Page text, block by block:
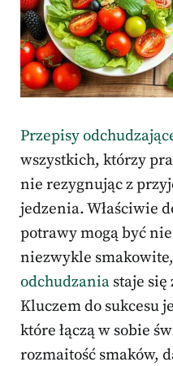
Przepisy
wszystkich, którzy
nie rezygnując z
jedzenia. Właściwie
potrawy mogą być
niezwykle
odchudzania staje się
Kluczem do sukcesu
które łączą w sobie
rozmaitość smaków,